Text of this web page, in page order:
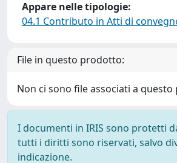
Appare nelle tipologie:
04.1 Contributo in Atti di
File in questo prodotto:
Non ci sono file associati a
I documenti in IRIS sono protetti
tutti i diritti sono riservati, salvo
indicazione.